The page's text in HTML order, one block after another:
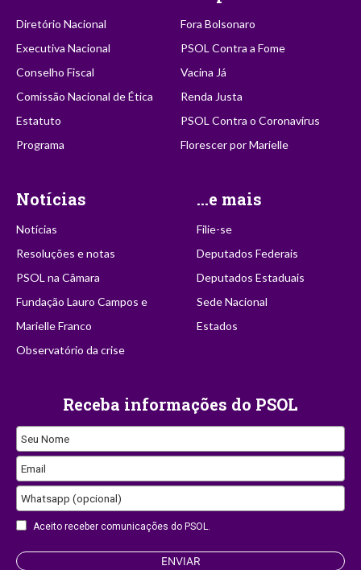
Diretório Nacional
Executiva Nacional
Conselho Fiscal
Comissão Nacional de Ética
Estatuto
Programa
Fora Bolsonaro
PSOL Contra a Fome
Vacina Já
Renda Justa
PSOL Contra o Coronavírus
Florescer por Marielle
Notícias
Notícias
Resoluções e notas
PSOL na Câmara
Fundação Lauro Campos e
Marielle Franco
Observatório da crise
...e mais
Filie-se
Deputados Federais
Deputados Estaduais
Sede Nacional
Estados
Receba informações do PSOL
Seu Nome
Email
Whatsapp (opcional)
Aceito receber comunicações do PSOL.
Business
ENVIAR